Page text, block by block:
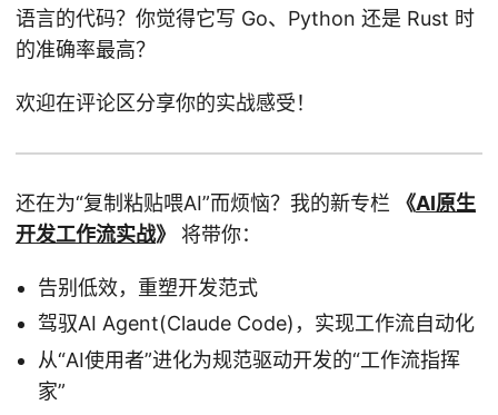
语言的代码？你觉得它写 Go、Python 还是 Rust 时
的准确率最高？
欢迎在评论区分享你的实战感受！
还在为“复制粘贴喂AI”而烦恼？我的新专栏 《AI原生
开发工作流实战》 将带你：
告别低效，重塑开发范式
驾驭AI Agent(Claude Code)，实现工作流自动化
从“AI使用者”进化为规范驱动开发的“工作流指挥
家”